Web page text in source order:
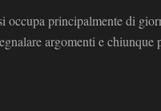
principalmente di
argomenti e chiunque